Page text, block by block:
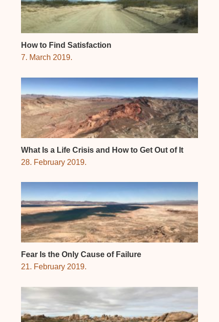
How to Find Satisfaction
7. March 2019.
What Is a Life Crisis and How to Get Out of It
28. February 2019.
Fear Is the Only Cause of Failure
21. February 2019.